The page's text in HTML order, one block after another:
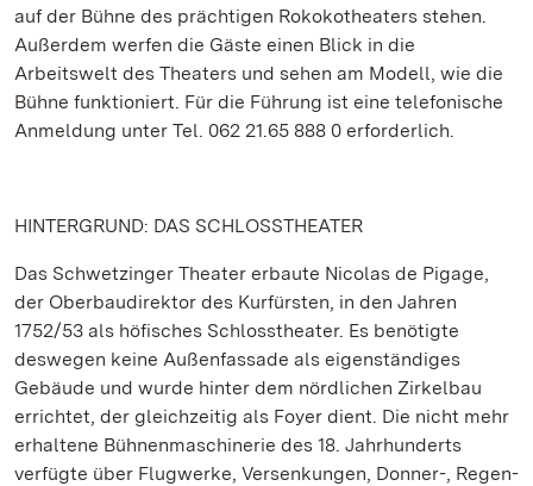
auf der Bühne des prächtigen Rokokotheaters stehen.
Außerdem werfen die Gäste einen Blick in die
Arbeitswelt des Theaters und sehen am Modell, wie die
Bühne funktioniert. Für die Führung ist eine telefonische
Anmeldung unter Tel. 062 21.65 888 0 erforderlich.
HINTERGRUND: DAS SCHLOSSTHEATER
Das Schwetzinger Theater erbaute Nicolas de Pigage,
der Oberbaudirektor des Kurfürsten, in den Jahren
1752/53 als höfisches Schlosstheater. Es benötigte
deswegen keine Außenfassade als eigenständiges
Gebäude und wurde hinter dem nördlichen Zirkelbau
errichtet, der gleichzeitig als Foyer dient. Die nicht mehr
erhaltene Bühnenmaschinerie des 18. Jahrhunderts
verfügte über Flugwerke, Versenkungen, Donner-, Regen-